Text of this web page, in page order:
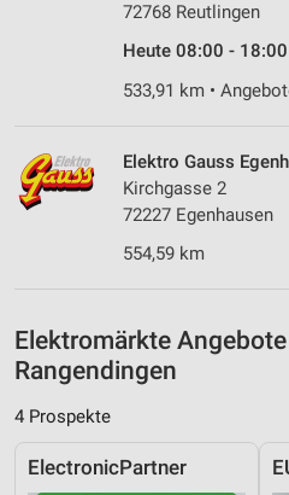
72768 Reutlingen
Heute 08:00 - 18:00
533,91 km •
Elektro Gauss
Kirchgasse 2
72227 Egenhausen
554,59 km
Elektromärkte
Rangendingen
4 Prospekte
ElectronicPartner
Analyse von Zielgruppen durch
Entwicklung und Verbesserung
Verwendung reduzierter Daten
Inhalten
IAB-Besonderheiten:
Verwendung genauer
Nicht-IAB-Verarbeitungszwecke: